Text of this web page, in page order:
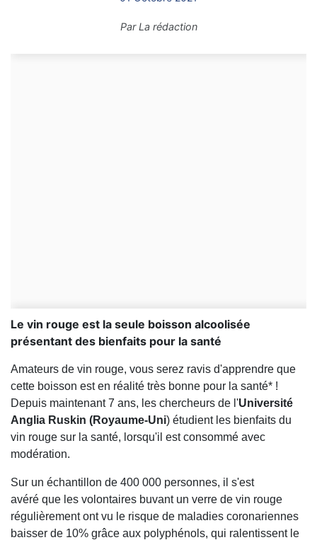
ParLa rédaction
Le vin rouge est la seule boisson alcoolisée
présentant des bienfaits pour la santé
Amateurs de vin rouge, vous serez ravis d'apprendre que
cette boisson est en réalité très bonne pour la santé* !
Depuis maintenant 7 ans, les chercheurs de l'Université
Anglia Ruskin (Royaume-Uni) étudient les bienfaits du
vin rouge sur la santé, lorsqu'il est consommé avec
modération.
Sur un échantillon de 400 000 personnes, il s'est
avéré que les volontaires buvant un verre de vin rouge
régulièrement ont vu le risque de maladies coronariennes
baisser de 10% grâce aux polyphénols, qui ralentissent le